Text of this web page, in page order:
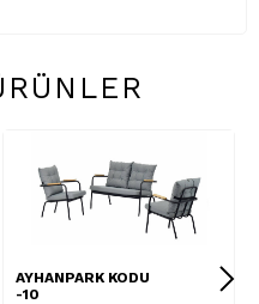
KODU
-10